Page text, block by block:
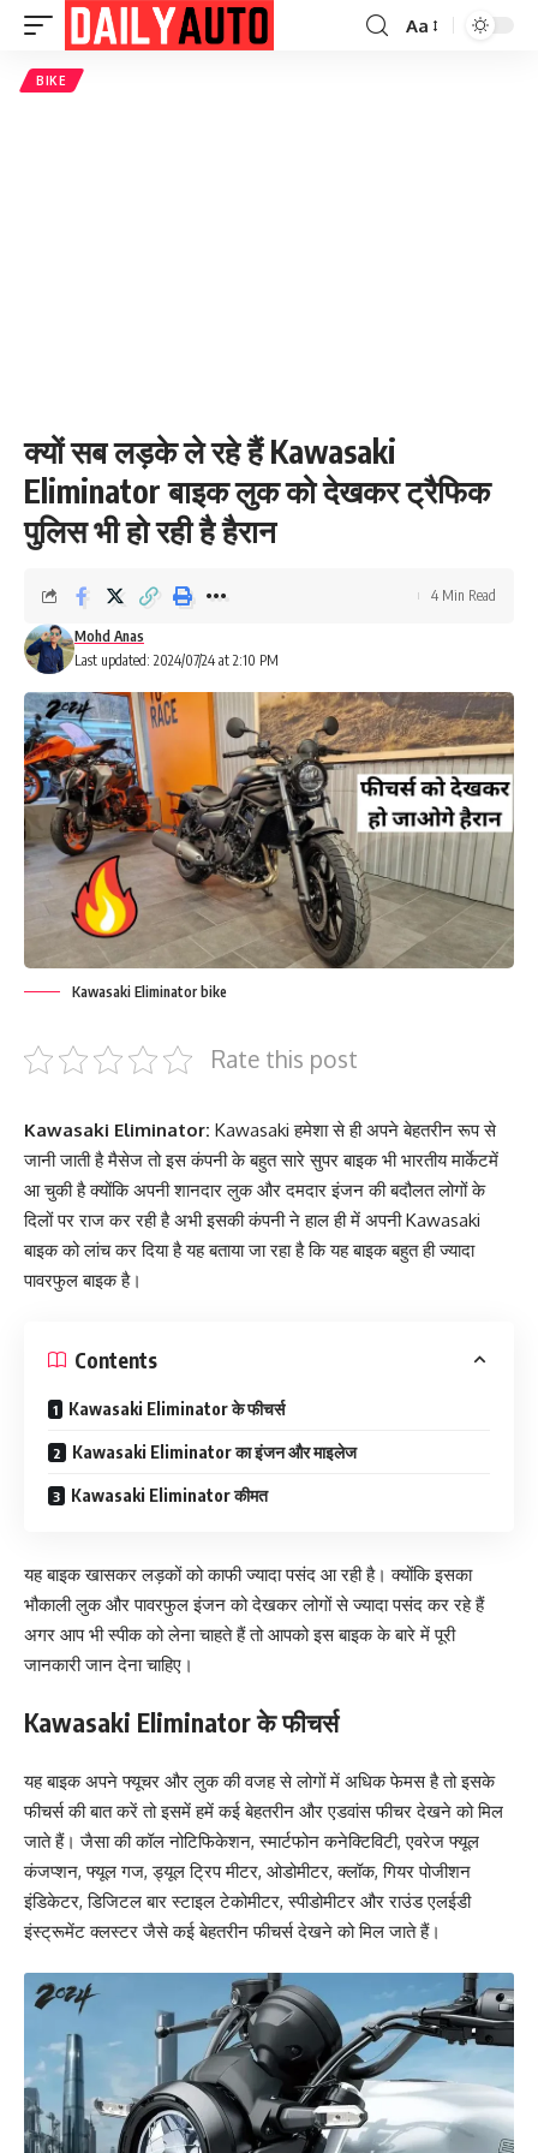
Font
Aa
BIKE
क्यों सब लड़के ले रहे हैं Kawasaki
Eliminator बाइक लुक को देखकर ट्रैफिक
पुलिस भी हो रही है हैरान
Last updated: 2024/07/24 at 2:10 PM
Mohd Anas
4 Min Read
Kawasaki Eliminator bike
Rate this post
Kawasaki Eliminator: Kawasaki हमेशा से ही अपने बेहतरीन रूप से
जानी जाती है मैसेज तो इस कंपनी के बहुत सारे सुपर बाइक भी भारतीय मार्केटमें
आ चुकी है क्योंकि अपनी शानदार लुक और दमदार इंजन की बदौलत लोगों के
दिलों पर राज कर रही है अभी इसकी कंपनी ने हाल ही में अपनी Kawasaki
बाइक को लांच कर दिया है यह बताया जा रहा है कि यह बाइक बहुत ही ज्यादा
पावरफुल बाइक है।
Contents
Kawasaki Eliminator के फीचर्स
Kawasaki Eliminator का इंजन और माइलेज
Kawasaki Eliminator कीमत
यह बाइक खासकर लड़कों को काफी ज्यादा पसंद आ रही है। क्योंकि इसका
भौकाली लुक और पावरफुल इंजन को देखकर लोगों से ज्यादा पसंद कर रहे हैं
अगर आप भी स्पीक को लेना चाहते हैं तो आपको इस बाइक के बारे में पूरी
जानकारी जान देना चाहिए।
Kawasaki Eliminator के फीचर्स
यह बाइक अपने फ्यूचर और लुक की वजह से लोगों में अधिक फेमस है तो इसके
फीचर्स की बात करें तो इसमें हमें कई बेहतरीन और एडवांस फीचर देखने को मिल
जाते हैं। जैसा की कॉल नोटिफिकेशन, स्मार्टफोन कनेक्टिविटी, एवरेज फ्यूल
कंजप्शन, फ्यूल गज, ड्यूल ट्रिप मीटर, ओडोमीटर, क्लॉक, गियर पोजीशन
इंडिकेटर, डिजिटल बार स्टाइल टेकोमीटर, स्पीडोमीटर और राउंड एलईडी
इंस्ट्रूमेंट क्लस्टर जैसे कई बेहतरीन फीचर्स देखने को मिल जाते हैं।